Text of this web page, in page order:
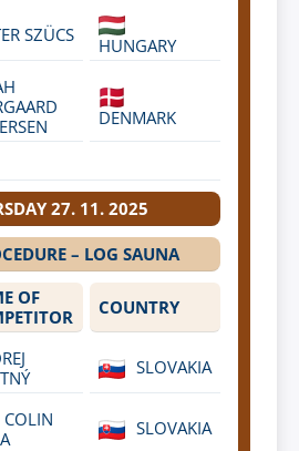
SZÜCS HUNGARY
DENMARK
27. 11. 2025
– LOG SAUNA
OF
COUNTRY
SLOVAKIA
COLIN
SLOVAKIA